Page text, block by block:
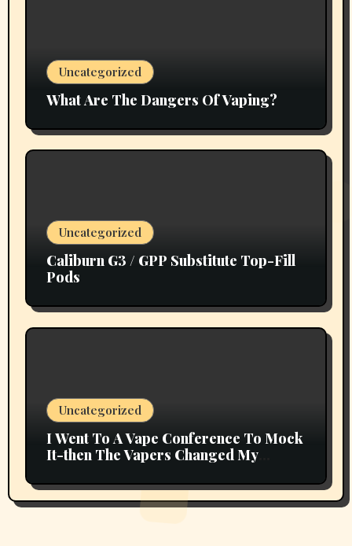
Uncategorized
What Are The Dangers Of Vaping?
Uncategorized
Caliburn G3 / GPP Substitute Top-Fill
Pods
Uncategorized
I Went To A Vape Conference To Mock
It-then The Vapers Changed My